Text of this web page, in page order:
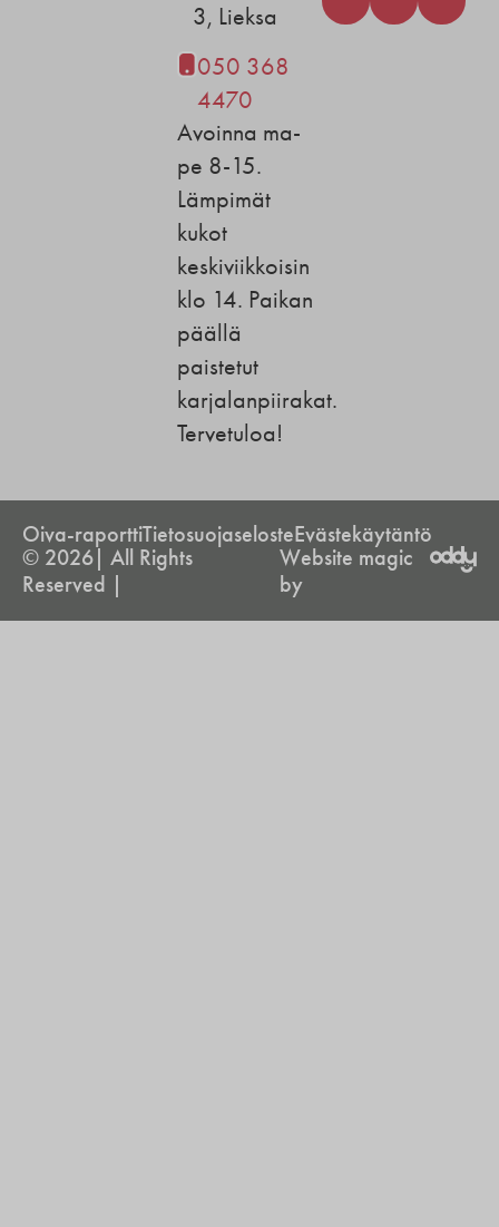
3, Lieksa
050 368
4470
Avoinna ma-
pe 8-15.
Lämpimät
kukot
keskiviikkoisin
klo 14. Paikan
päällä
paistetut
karjalanpiirakat.
Tervetuloa!
Oiva-raporttiTietosuojaselosteEvästekäytäntö
© 2026| All Rights
Reserved |
Website magic
by